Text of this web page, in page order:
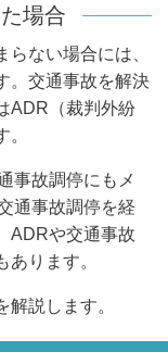
場合
ない場合には、
。交通事故を解決
ADR （裁判外紛
事故調停にもメ
通事故調停を経
ADRや交通事故
ります。
説します。